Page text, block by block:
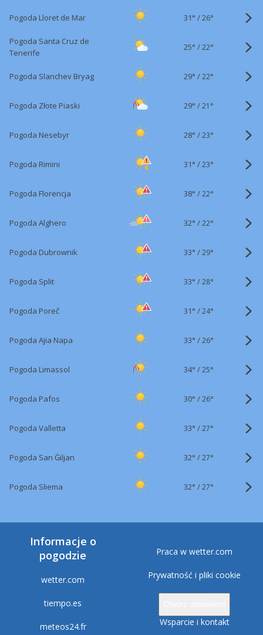
Pogoda Lloret de Mar 31° /26°
Pogoda Santa Cruz de
Tenerife
25° /22°
Pogoda Slanchev Bryag 29° /22°
Pogoda Złote Piaski 29° /21°
Pogoda Nesebyr 28° /23°
Pogoda Rimini 31° /23°
Pogoda Florencja 38° /22°
Pogoda Alghero 32° /22°
Pogoda Dubrownik 33° /29°
Pogoda Split 33° /28°
Pogoda Poreč 31° /24°
Pogoda Ajia Napa 33° /26°
Pogoda Limassol 34° /25°
Pogoda Pafos 30° /26°
Pogoda Valletta 33° /27°
Pogoda San Ġiljan 32° /27°
Pogoda Sliema 32° /27°
Informacje o
pogodzie
wetter.com
tiempo.es
meteos24.fr
Praca w wetter.com
Prywatność i pliki cookie
Wsparcie i kontakt